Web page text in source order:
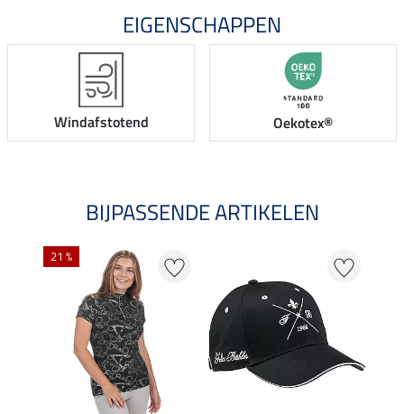
EIGENSCHAPPEN
Windafstotend Oekotex®
BIJPASSENDE ARTIKELEN
21 %